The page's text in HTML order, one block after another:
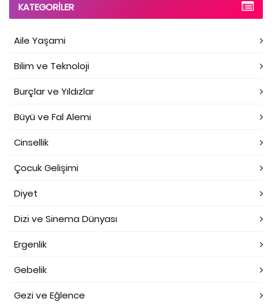
KATEGORILER
Aile Yaşami
Bilim ve Teknoloji
Burçlar ve Yıldızlar
Büyü ve Fal Alemi
Cinsellik
Çocuk Gelişimi
Diyet
Dizi ve Sinema Dünyası
Ergenlik
Gebelik
Gezi ve Eğlence